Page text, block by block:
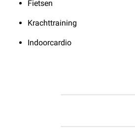
Fietsen
Krachttraining
Indoorcardio